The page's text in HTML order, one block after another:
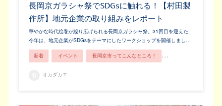
長岡京ガラシャ祭でSDGsに触れる！【村田製
作所】地元企業の取り組みをレポート
華やかな時代絵巻が繰り広げられる長岡京ガラシャ祭。31回目を迎えた
今年は、地元企業がSDGsをテーマにしたワークショップを開催しまし…
新着 イベント 長岡京市ってこんなところ！
オカダカエ